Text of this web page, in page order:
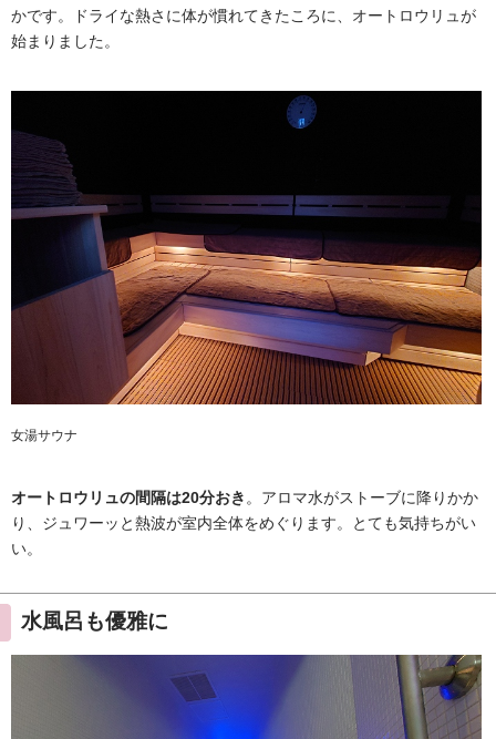
かです。ドライな熱さに体が慣れてきたころに、オートロウリュが
始まりました。
女湯サウナ
オートロウリュの間隔は20分おき。アロマ水がストーブに降りかか
り、ジュワーッと熱波が室内全体をめぐります。とても気持ちがい
い。
水風呂も優雅に